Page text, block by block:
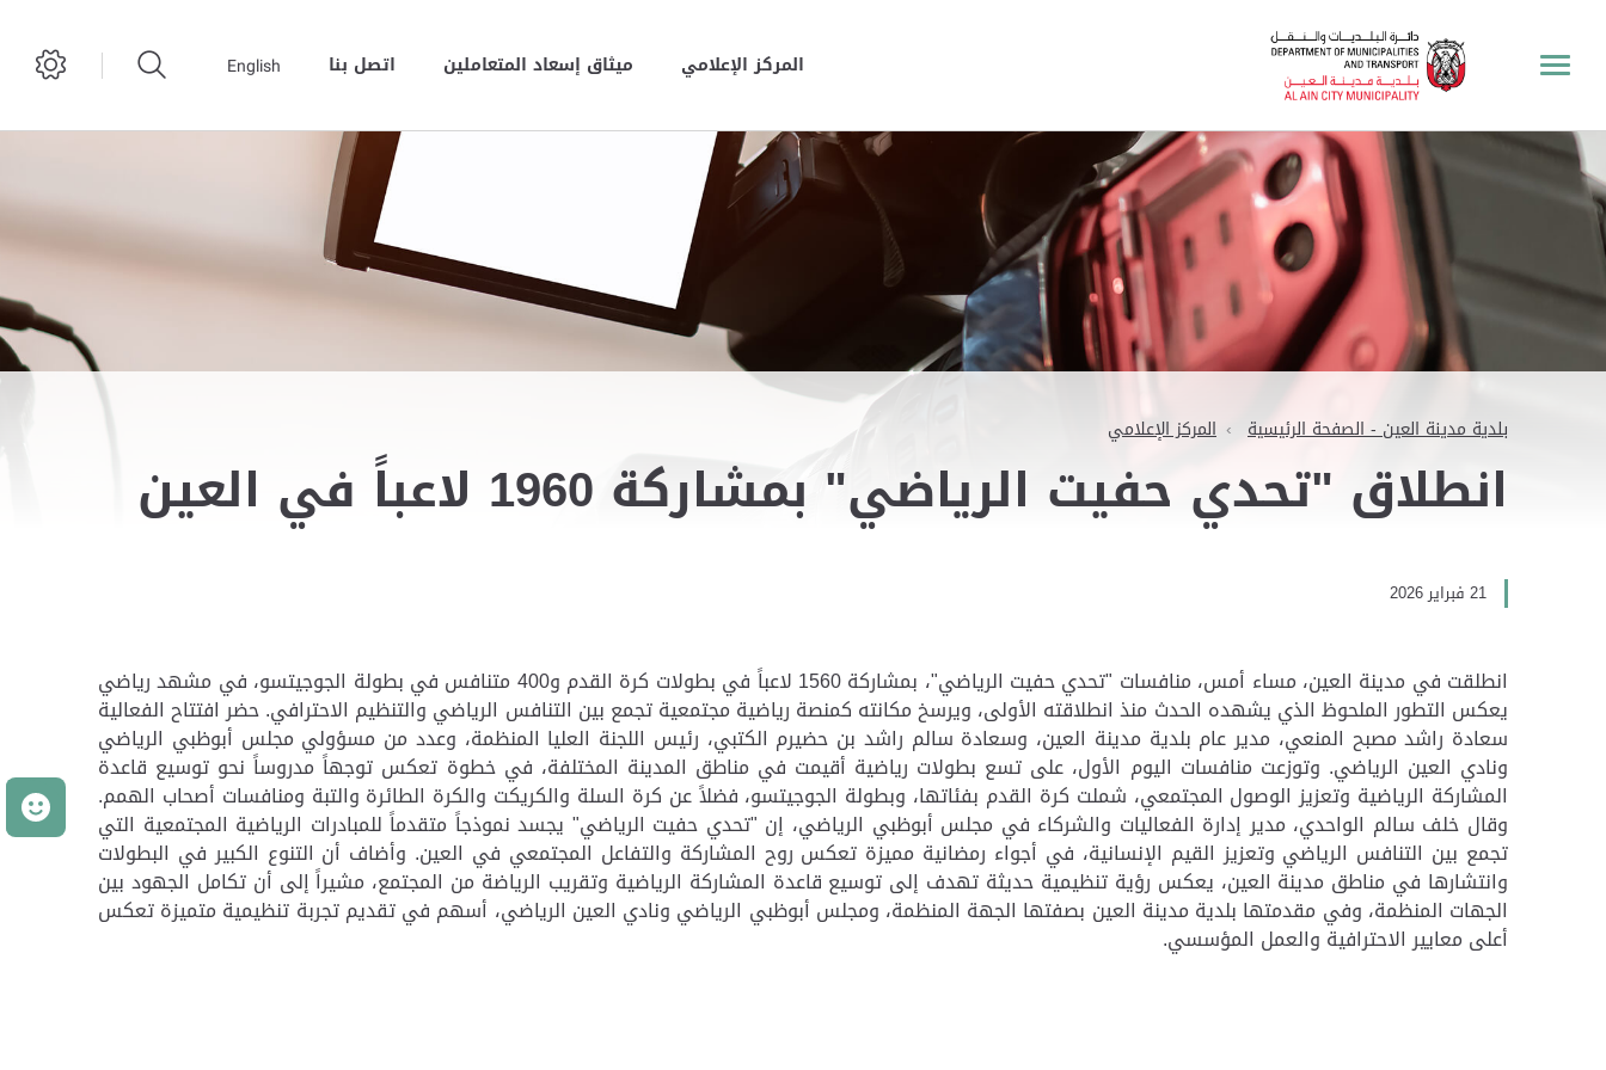
المركز الإعلامي ميثاق إسعاد المتعاملين اتصل بنا English
بلدية مدينة العين - الصفحة الرئيسية المركز الإعلامي
انطلاق "تحدي حفيت الرياضي" بمشاركة 1960 لاعباً في العين
21 فبراير 2026
انطلقت في مدينة العين، مساء أمس، منافسات "تحدي حفيت الرياضي"، بمشاركة 1560 لاعباً في بطولات كرة القدم و400 متنافس في بطولة الجوجيتسو، في مشهد رياضي
يعكس التطور الملحوظ الذي يشهده الحدث منذ انطلاقته الأولى، ويرسخ مكانته كمنصة رياضية مجتمعية تجمع بين التنافس الرياضي والتنظيم الاحترافي. حضر افتتاح الفعالية
سعادة راشد مصبح المنعي، مدير عام بلدية مدينة العين، وسعادة سالم راشد بن حضيرم الكتبي، رئيس اللجنة العليا المنظمة، وعدد من مسؤولي مجلس أبوظبي الرياضي
ونادي العين الرياضي. وتوزعت منافسات اليوم الأول، على تسع بطولات رياضية أقيمت في مناطق المدينة المختلفة، في خطوة تعكس توجهاً مدروساً نحو توسيع قاعدة
المشاركة الرياضية وتعزيز الوصول المجتمعي، شملت كرة القدم بفئاتها، وبطولة الجوجيتسو، فضلاً عن كرة السلة والكريكت والكرة الطائرة والتبة ومنافسات أصحاب الهمم.
وقال خلف سالم الواحدي، مدير إدارة الفعاليات والشركاء في مجلس أبوظبي الرياضي، إن "تحدي حفيت الرياضي" يجسد نموذجاً متقدماً للمبادرات الرياضية المجتمعية التي
تجمع بين التنافس الرياضي وتعزيز القيم الإنسانية، في أجواء رمضانية مميزة تعكس روح المشاركة والتفاعل المجتمعي في العين. وأضاف أن التنوع الكبير في البطولات
وانتشارها في مناطق مدينة العين، يعكس رؤية تنظيمية حديثة تهدف إلى توسيع قاعدة المشاركة الرياضية وتقريب الرياضة من المجتمع، مشيراً إلى أن تكامل الجهود بين
الجهات المنظمة، وفي مقدمتها بلدية مدينة العين بصفتها الجهة المنظمة، ومجلس أبوظبي الرياضي ونادي العين الرياضي، أسهم في تقديم تجربة تنظيمية متميزة تعكس
أعلى معايير الاحترافية والعمل المؤسسي.